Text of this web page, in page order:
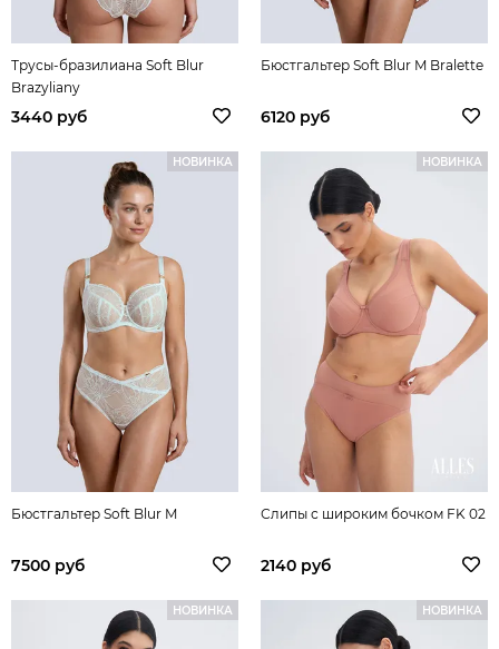
Трусы-бразилиана Soft Blur
Brazyliany
3440 руб
Бюстгальтер Soft Blur M Bralette
6120 руб
НОВИНКА
Бюстгальтер Soft Blur M
7500 руб
НОВИНКА
Слипы с широким бочком FK 02
2140 руб
НОВИНКА НОВИНКА